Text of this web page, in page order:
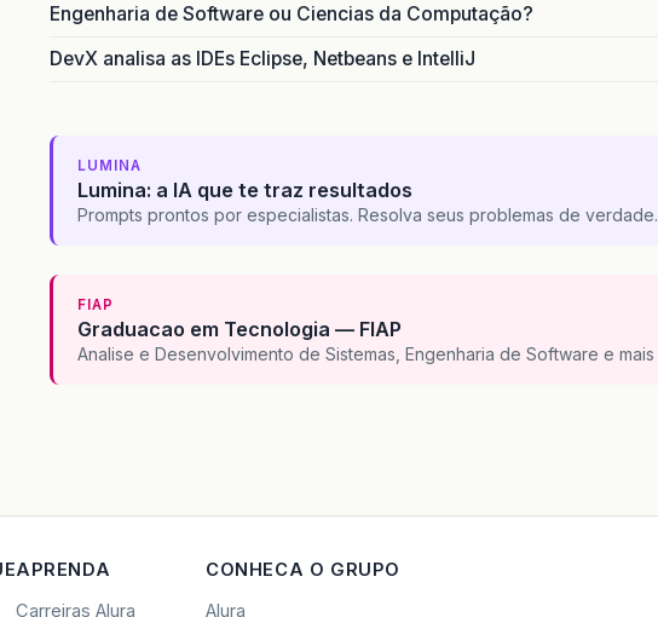
Engenharia de Software ou Ciencias da Computação?
DevX analisa as IDEs Eclipse, Netbeans e IntelliJ
LUMINA
Lumina: a IA que te traz resultados
Prompts prontos por especialistas. Resolva seus problemas de verdade.
FIAP
Graduacao em Tecnologia — FIAP
Analise e Desenvolvimento de Sistemas, Engenharia de Software e mais
APRENDA
Carreiras Alura
CONHECA O GRUPO
Alura